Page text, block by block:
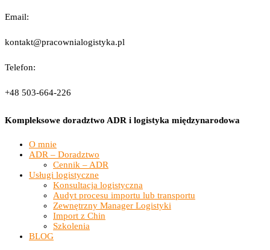
Email:
kontakt@pracownialogistyka.pl
Telefon:
+48 503-664-226
Kompleksowe doradztwo ADR i logistyka międzynarodowa
O mnie
ADR – Doradztwo
Cennik – ADR
Usługi logistyczne
Konsultacja logistyczna
Audyt procesu importu lub transportu
Zewnętrzny Manager Logistyki
Import z Chin
Szkolenia
BLOG